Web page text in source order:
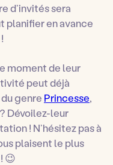
d’invités sera
planifier en avance
moment de leur
peut déjà
genre Princesse,
? Dévoilez-leur
! N’hésitez pas à
plaisent le plus
😉